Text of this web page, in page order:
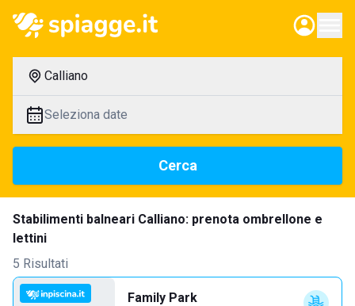
Calliano
Seleziona date
Cerca
Stabilimenti balneari Calliano: prenota ombrellone e
lettini
5 Risultati
Family Park